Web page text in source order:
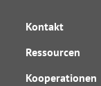
Kontakt
Ressourcen
Kooperationen